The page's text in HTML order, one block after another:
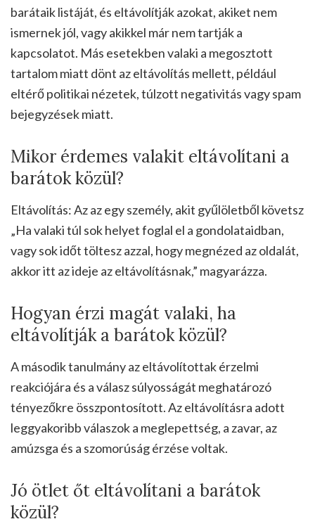
barátaik listáját, és eltávolítják azokat, akiket nem
ismernek jól, vagy akikkel már nem tartják a
kapcsolatot. Más esetekben valaki a megosztott
tartalom miatt dönt az eltávolítás mellett, például
eltérő politikai nézetek, túlzott negativitás vagy spam
bejegyzések miatt.
Mikor érdemes valakit eltávolítani a
barátok közül?
Eltávolítás: Az az egy személy, akit gyűlöletből követsz
„Ha valaki túl sok helyet foglal el a gondolataidban,
vagy sok időt töltesz azzal, hogy megnézed az oldalát,
akkor itt az ideje az eltávolításnak,” magyarázza.
Hogyan érzi magát valaki, ha
eltávolítják a barátok közül?
A második tanulmány az eltávolítottak érzelmi
reakciójára és a válasz súlyosságát meghatározó
tényezőkre összpontosított. Az eltávolításra adott
leggyakoribb válaszok a meglepettség, a zavar, az
amúzsga és a szomorúság érzése voltak.
Jó ötlet őt eltávolítani a barátok
közül?